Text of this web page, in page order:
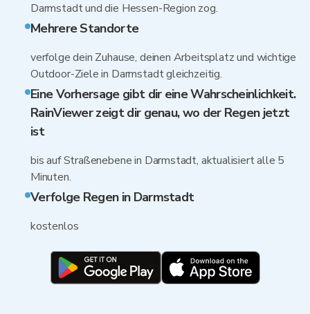
Darmstadt und die Hessen-Region zog.
Mehrere Standorte
verfolge dein Zuhause, deinen Arbeitsplatz und wichtige
Outdoor-Ziele in Darmstadt gleichzeitig.
Eine Vorhersage gibt dir eine Wahrscheinlichkeit.
RainViewer zeigt dir genau, wo der Regen jetzt
ist
bis auf Straßenebene in Darmstadt, aktualisiert alle 5
Minuten.
Verfolge Regen in Darmstadt
kostenlos